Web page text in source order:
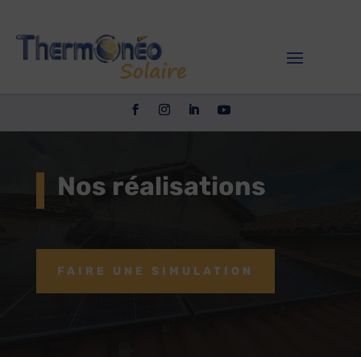
Nos réalisations
FAIRE UNE SIMULATION